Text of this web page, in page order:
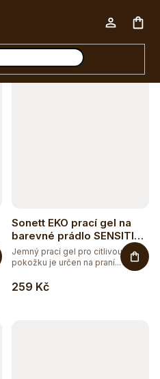
Kč dárek zdarma 📦
Sonett EKO prací gel na
barevné prádlo SENSITIVE
1,5 l
259 Kč
Jemný prací gel pro citlivou
pokožku je určen na praní...